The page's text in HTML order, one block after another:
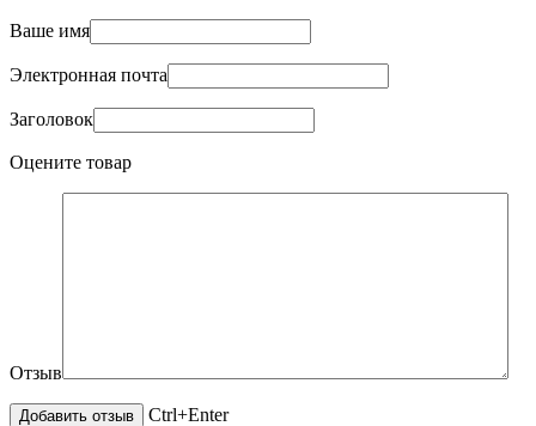
Ваше имя
Электронная почта
Заголовок
Оцените товар
Отзыв
Ctrl+Enter